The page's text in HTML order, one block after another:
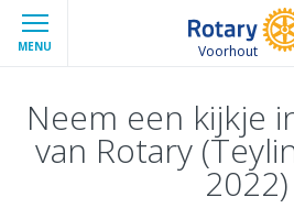
MENU Voorhout
Neem een kijkje
van Rotary
2022)